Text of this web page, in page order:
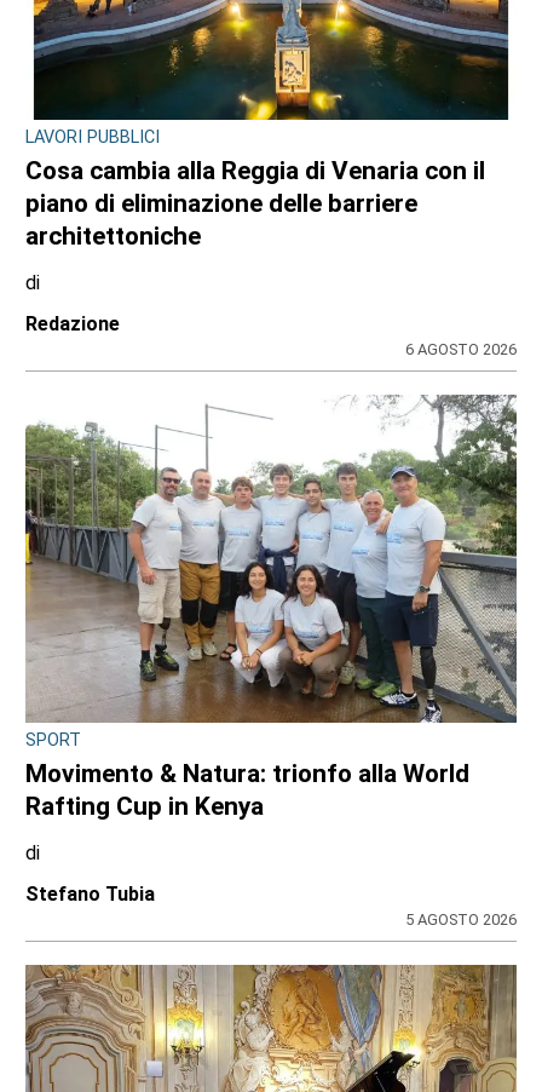
LAVORI PUBBLICI
Cosa cambia alla Reggia di Venaria con il
piano di eliminazione delle barriere
architettoniche
di
Redazione
6 AGOSTO 2026
SPORT
Movimento & Natura: trionfo alla World
Rafting Cup in Kenya
di
Stefano Tubia
5 AGOSTO 2026